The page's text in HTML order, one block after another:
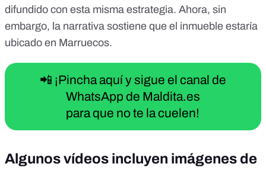
difundido con esta misma estrategia. Ahora, sin
embargo, la narrativa sostiene que el inmueble estaría
ubicado en Marruecos.
📲 ¡Pincha aquí y sigue el canal de
WhatsApp de Maldita.es
para que no te la cuelen!
Algunos vídeos incluyen imágenes de